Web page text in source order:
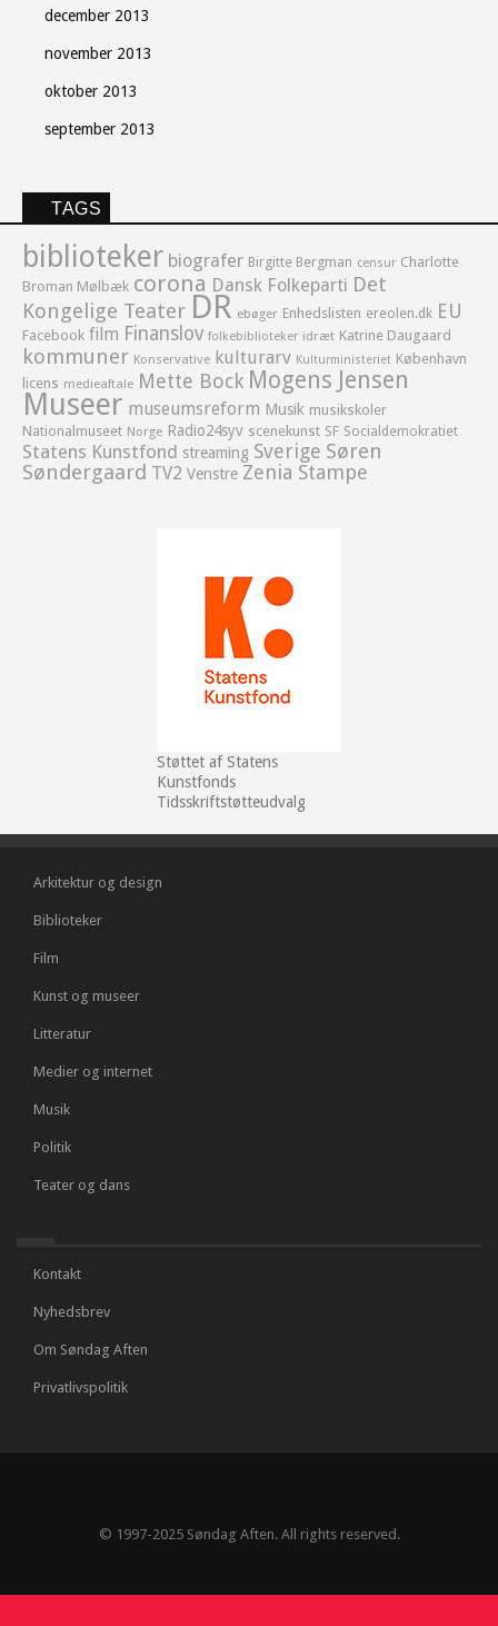
december 2013
november 2013
oktober 2013
september 2013
TAGS
biblioteker biografer Birgitte Bergman censur Charlotte
Broman Mølbæk corona Dansk Folkeparti Det
Kongelige Teater DR ebøger Enhedslisten ereolen.dk EU
Facebook film Finanslov folkebiblioteker idræt Katrine Daugaard
kommuner Konservative kulturarv Kulturministeriet København
licens medieaftale Mette Bock Mogens Jensen
Museer museumsreform Musik musikskoler
Nationalmuseet Norge Radio24syv scenekunst SF Socialdemokratiet
Statens Kunstfond streaming Sverige Søren
Søndergaard TV2 Venstre Zenia Stampe
Støttet af Statens
Kunstfonds
Tidsskriftstøtteudvalg
Arkitektur og design
Biblioteker
Film
Kunst og museer
Litteratur
Medier og internet
Musik
Politik
Teater og dans
Kontakt
Nyhedsbrev
Om Søndag Aften
Privatlivspolitik
© 1997-2025 Søndag Aften. All rights reserved.